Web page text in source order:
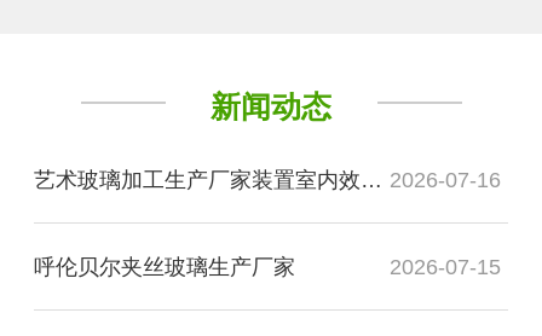
新闻动态
艺术玻璃加工生产厂家装置室内效果图 2026-07-16
呼伦贝尔夹丝玻璃生产厂家 2026-07-15